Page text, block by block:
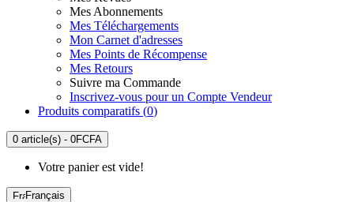
Mes Abonnements
Mes Téléchargements
Mon Carnet d'adresses
Mes Points de Récompense
Mes Retours
Suivre ma Commande
Inscrivez-vous pour un Compte Vendeur
Produits comparatifs (0)
0 article(s) - 0FCFA
Votre panier est vide!
Français